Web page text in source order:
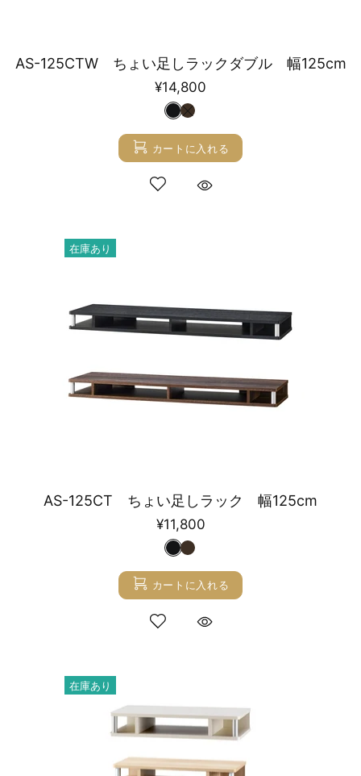
AS-125CTW ちょい足しラックダブル 幅125cm
¥14,800
カートに入れる
在庫あり
AS-125CT ちょい足しラック 幅125cm
¥11,800
カートに入れる
在庫あり